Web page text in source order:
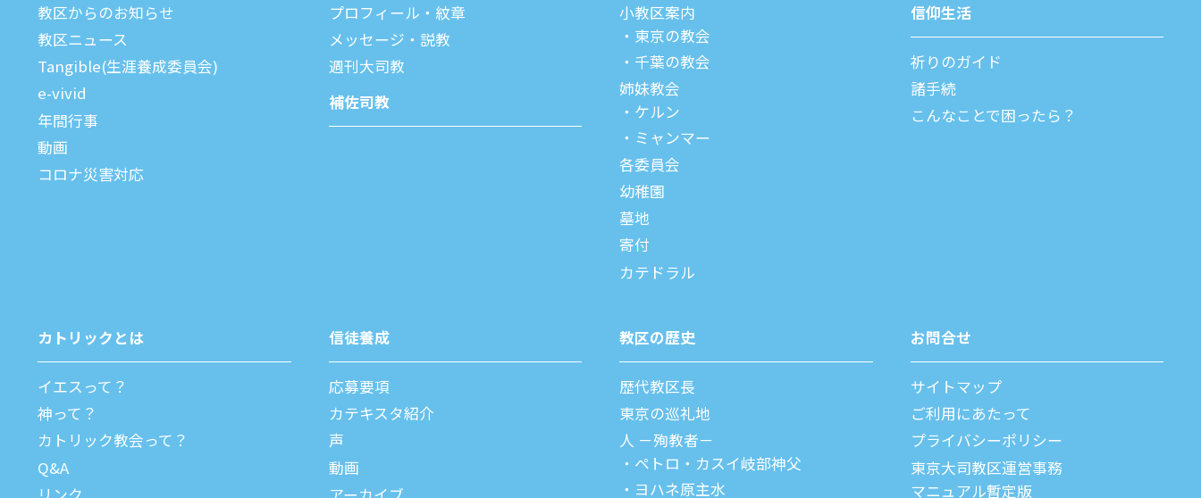
教区からのお知らせ
教区ニュース
Tangible(生涯養成委員会)
e-vivid
年間⾏事
動画
コロナ災害対応
プロフィール・紋章
メッセージ・説教
週刊⼤司教
補佐司教
⼩教区案内
東京の教会
千葉の教会
姉妹教会
ケルン
ミャンマー
各委員会
幼稚園
墓地
寄付
カテドラル
信仰⽣活
祈りのガイド
諸⼿続
こんなことで困ったら？
カトリックとは
イエスって？
神って？
カトリック教会って？
Q&A
信徒養成
応募要項
カテキスタ紹介
声
動画
教区の歴史
歴代教区⻑
東京の巡礼地
⼈ －殉教者－
ペトロ・カスイ岐部神父
ヨハネ原主水
お問合せ
サイトマップ
ご利⽤にあたって
プライバシーポリシー
東京大司教区運営事務
マニュアル暫定版